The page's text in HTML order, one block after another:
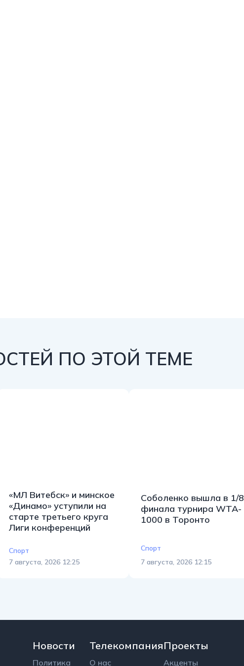
ПО ЭТОЙ ТЕМЕ
«МЛ Витебск» и минское
«Динамо» уступили на
старте третьего круга
Лиги конференций
Спорт
7 августа, 2026 12:25
Соболенко вышла в 1/8
финала турнира WTA-
1000 в Торонто
Спорт
7 августа, 2026 12:15
Новости
Политика
Телекомпания
О нас
Проекты
Акценты